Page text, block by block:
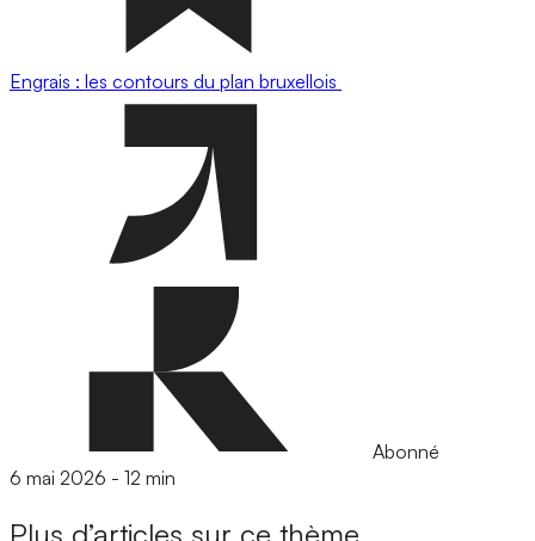
Engrais : les contours du plan bruxellois
Abonné
6 mai 2026 - 12 min
Plus d’articles sur ce thème